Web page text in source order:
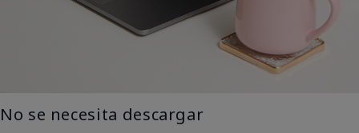
No se necesita descargar